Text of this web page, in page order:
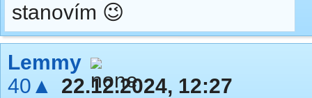
stanovím 😉
Lemmy
40▲
22.12.2024, 12:27